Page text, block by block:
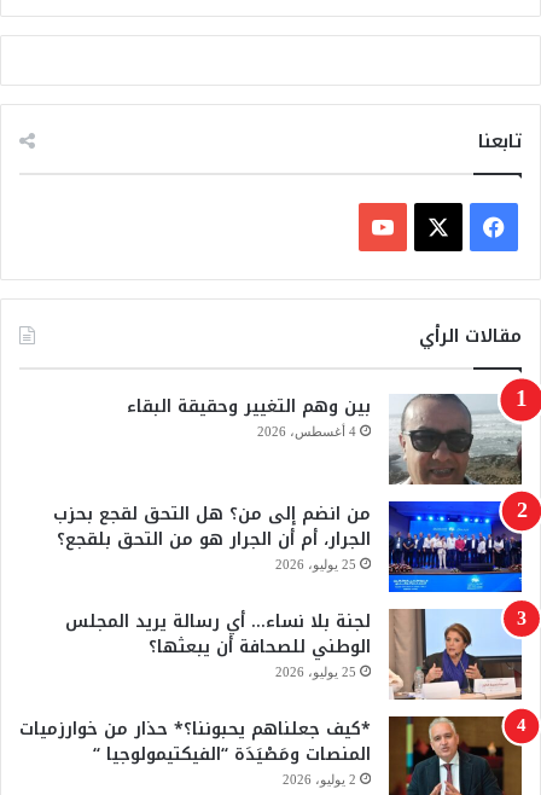
تابعنا
ي
ب
و
ك
X
Y
u
T
b
e
مقالات الرأي
بين وهم التغيير وحقيقة البقاء
4 أغسطس، 2026
من انضم إلى من؟ هل التحق لقجع بحزب
الجرار، أم أن الجرار هو من التحق بلقجع؟
25 يوليو، 2026
لجنة بلا نساء… أي رسالة يريد المجلس
الوطني للصحافة أن يبعثها؟
25 يوليو، 2026
*كيف جعلناهم يحبوننا؟* حذار من خوارزميات
المنصات ومَصْيَدَة “الفيكتيمولوجيا “
2 يوليو، 2026